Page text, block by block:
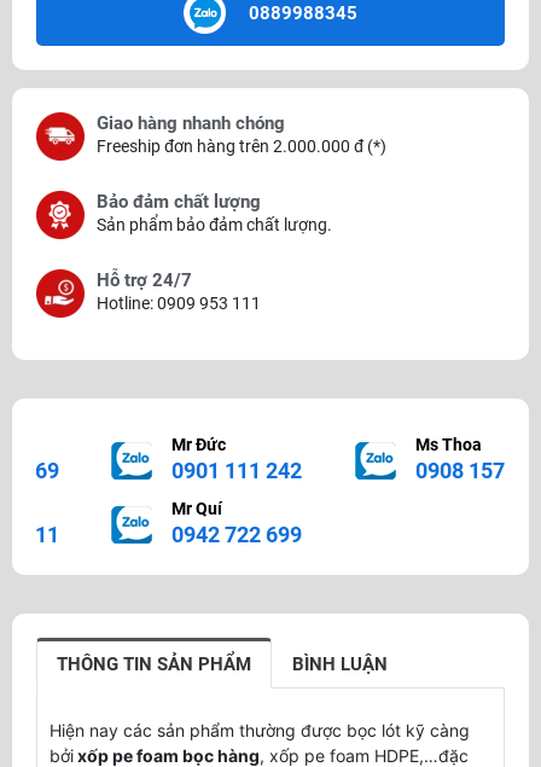
0889988345
Giao hàng nhanh chóng
Freeship đơn hàng trên 2.000.000 đ (*)
Bảo đảm chất lượng
Sản phẩm bảo đảm chất lượng.
Hỗ trợ 24/7
Hotline: 0909 953 111
Mr. Hoàng
0325 738 883
Ms. Quỳnh
0916497808
Ms. Bình
0943208788
THÔNG TIN SẢN PHẨM BÌNH LUẬN
Hiện nay các sản phẩm thường được bọc lót kỹ càng
bởixốp pe foam bọc hàng, xốp pe foam HDPE,…đặc